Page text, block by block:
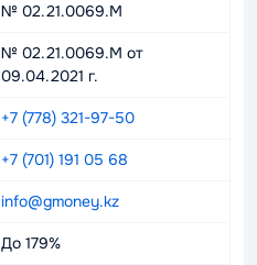
№ 02.21.0069.M
№ 02.21.0069.M от
09.04.2021 г.
+7 (778) 321-97-50
+7 (701) 191 05 68
info@gmoney.kz
До 179%